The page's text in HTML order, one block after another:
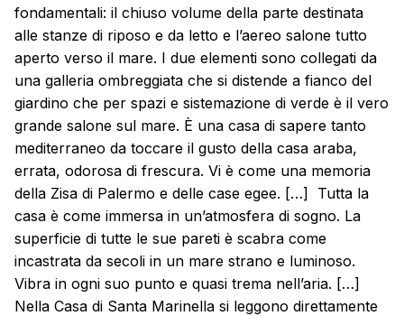
fondamentali: il chiuso volume della parte destinata
alle stanze di riposo e da letto e l’aereo salone tutto
aperto verso il mare. I due elementi sono collegati da
una galleria ombreggiata che si distende a fianco del
giardino che per spazi e sistemazione di verde è il vero
grande salone sul mare. È una casa di sapere tanto
mediterraneo da toccare il gusto della casa araba,
errata, odorosa di frescura. Vi è come una memoria
della Zisa di Palermo e delle case egee. […] Tutta la
casa è come immersa in un’atmosfera di sogno. La
superficie di tutte le sue pareti è scabra come
incastrata da secoli in un mare strano e luminoso.
Vibra in ogni suo punto e quasi trema nell’aria. […]
Nella Casa di Santa Marinella si leggono direttamente